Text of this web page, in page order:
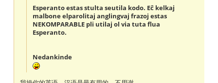
Esperanto estas stulta seutila kodo. Eĉ kelkaj
malbone elparolitaj anglingvaj frazoj estas
NEKOMPARABLE pli utilaj ol via tuta flua
Esperanto.
Nedankinde